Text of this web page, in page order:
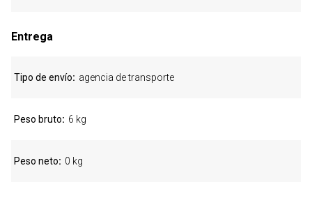
Entrega
Tipo de envío agencia de transporte
Peso bruto 6 kg
Peso neto 0 kg